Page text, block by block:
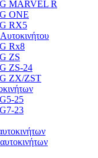
MARVEL R
ONE
RX5
Rx8
ZS
ZS-24
ZX/ZST
25
23